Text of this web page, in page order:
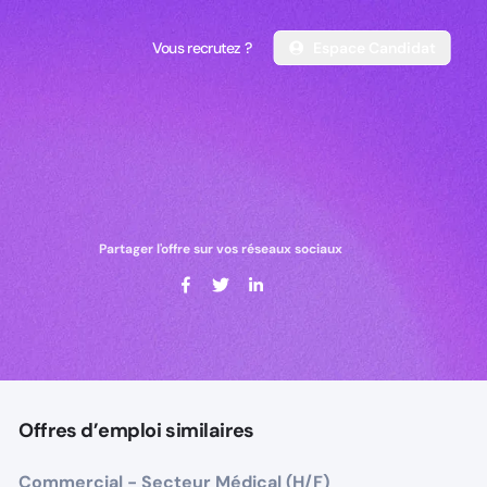
Vous recrutez ?
Vous recrutez ?
Partager l'offre sur vos réseaux sociaux
Offres d’emploi similaires
Commercial - Secteur Médical (H/F)